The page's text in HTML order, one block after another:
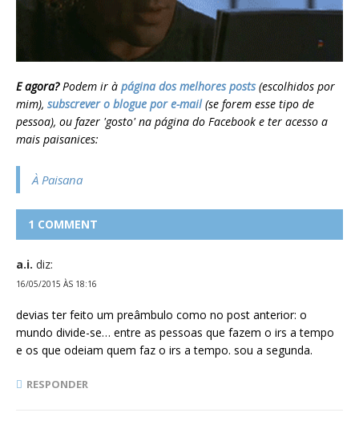
E agora?Podem ir à página dos melhores posts(escolhidos por
mim), subscrever o blogue por e-mail(se forem esse tipo de
pessoa), ou fazer 'gosto' na página do Facebook e ter acesso a
mais paisanices:
À Paisana
1 COMMENT
a.i. diz:
16/05/2015 ÀS 18:16
devias ter feito um preâmbulo como no post anterior: o
mundo divide-se… entre as pessoas que fazem o irs a tempo
e os que odeiam quem faz o irs a tempo. sou a segunda.
RESPONDER